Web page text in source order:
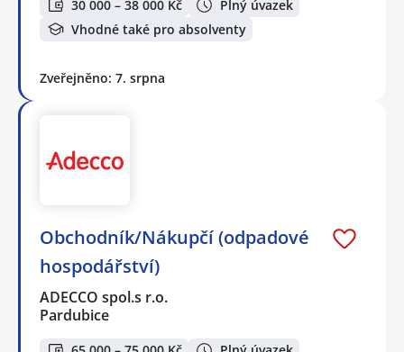
30 000 – 38 000 Kč
Plný úvazek
Vhodné také pro absolventy
Zveřejněno: 7. srpna
Obchodník/Nákupčí (odpadové
hospodářství)
ADECCO spol.s r.o.
Pardubice